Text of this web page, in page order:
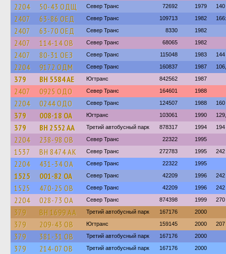
2204 50-43 ОДЩ Север Транс 72692 1979 140
2407 63-86 ОЕД Север Транс 109713 1982
2407 63-70 ОЕД Север Транс 8330 1982
2407 114-14 ОВ Север Транс 68065 1982
2407 80-31 ОЕЗ Север Транс 115048 1983 144
2204 9172 ОДМ Север Транс 160837 1987
379 BH 5584 AE Югтранс 842562 1987
2407 0925 ОДО Север Транс 164601 1988
2204 0244 ОДО Север Транс 124507 1988 160
379 008-18 ОА Югтранс 103061 1990
379 BH 2552 AA Третий автобусный парк 878317 1994 194
2204 238-98 ОВ Север Транс 22322 1995
1537 BH 8474 AK Север Транс 272783 1995 242
2204 431-34 ОА Север Транс 22322 1995
1525 001-82 ОА Север Транс 42209 1996 242
1525 470-25 ОВ Север Транс 42209 1996 242
2204 028-73 ОА Север Транс 874398 1999 270
379 BH 1699 AA Третий автобусный парк 167176 2000
379 209-43 ОВ Югтранс 159145 2000 207
379 381-31 ОВ Третий автобусный парк 167176 2000
379 214-07 ОВ Третий автобусный парк 167176 2000